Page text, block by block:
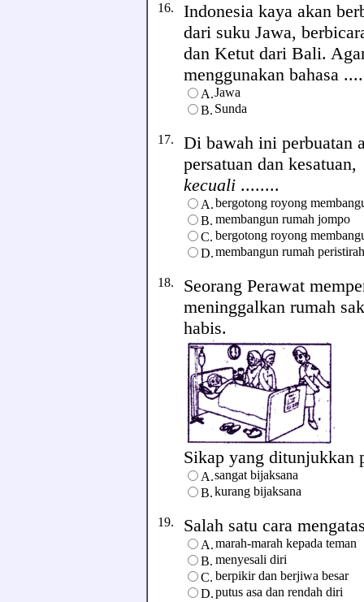
16. Indonesia kaya akan
dari suku Jawa,
dan Ketut dari Bali.
menggunakan bahasa
A.Jawa
B. Sunda
17. Di bawah ini perbuatan
persatuan dan kesatuan,
kecuali ........
A.bergotong royong
B. membangun rumah jompo
C. bergotong royong
D.membangun rumah
18. Seorang Perawat
meninggalkan rumah
habis.
Sikap yang ditunjukkan
A.sangat bijaksana
B.kurang bijaksana
19. Salah satu cara
A.marah-marah kepada teman
B. menyesali diri
C. berpikir dan berjiwa besar
D.putus asa dan rendah diri